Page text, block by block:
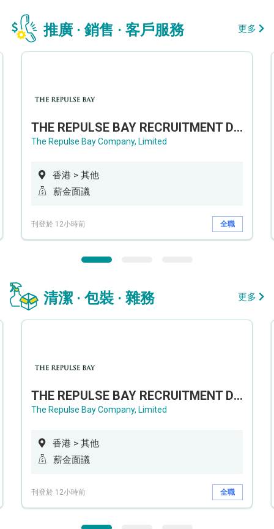
推廣 · 銷售 · 客戶服務 更多
THE REPULSE BAY RECRUITMENT DAY 淺水灣影灣園人才招聘會
The Repulse Bay Company, Limited
香港 > 其他
薪金面議
刊登於 12小時前 全職
清潔 · 包裝 · 雜務 更多
THE REPULSE BAY RECRUITMENT DAY 淺水灣影灣園人才招聘會
The Repulse Bay Company, Limited
香港 > 其他
薪金面議
刊登於 12小時前 全職